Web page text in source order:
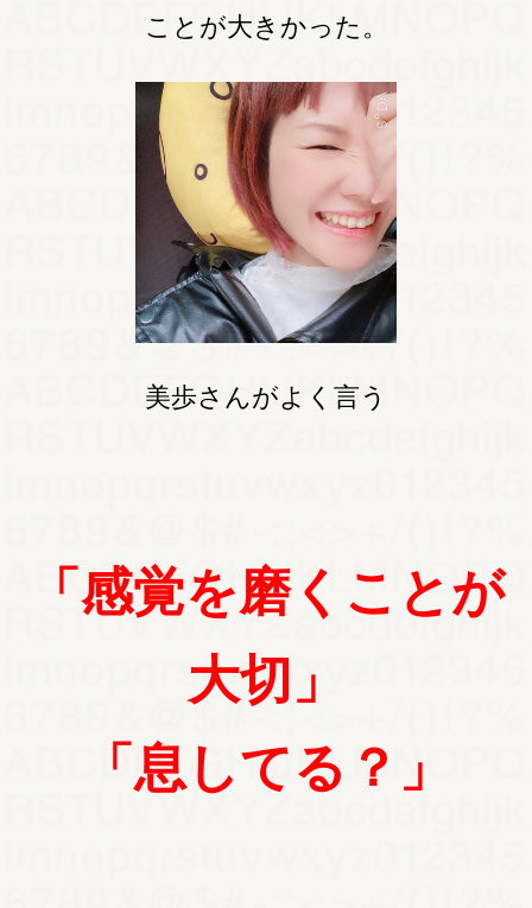
ことが大きかった。
美歩さんがよく言う
「感覚を磨くことが
大切」
「息してる？」